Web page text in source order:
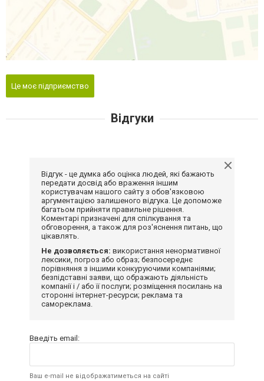
Це моє підприємство
Відгуки
Відгук - це думка або оцінка людей, які бажають
передати досвід або враження іншим
користувачам нашого сайту з обов'язковою
аргументацією залишеного відгука. Це допоможе
багатьом прийняти правильне рішення.
Коментарі призначені для спілкування та
обговорення, а також для роз'яснення питань, що
цікавлять.
Не дозволяється: використання ненормативної
лексики, погроз або образ; безпосереднє
порівняння з іншими конкуруючими компаніями;
безпідставні заяви, що ображають діяльність
компанії і / або її послуги; розміщення посилань на
сторонні інтернет-ресурси; реклама та
самореклама.
Введіть email:
Ваш e-mail не відображатиметься на сайті